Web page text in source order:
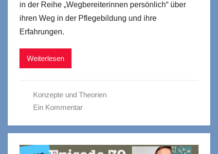
in der Reihe „Wegbereiterinnen persönlich“ über
ihren Weg in der Pflegebildung und ihre
Erfahrungen.
Weiterlesen
Konzepte und Theorien
Ein Kommentar